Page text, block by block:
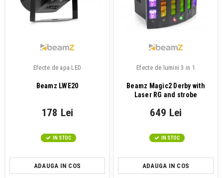
Efecte de apa LED
Beamz LWE20
178 Lei
IN STOC
ADAUGA IN COS
Efecte de lumini 3 in 1
Beamz Magic2 Derby with
Laser RG and strobe
649 Lei
IN STOC
ADAUGA IN COS